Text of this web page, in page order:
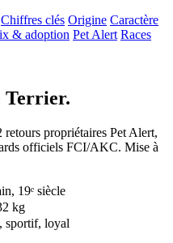
Chiffres clés Origine Caractère
& adoption Pet Alert Races
Terrier.
retours propriétaires Pet Alert,
officiels FCI/AKC. Mise à
19ᵉ siècle
kg
sportif, loyal